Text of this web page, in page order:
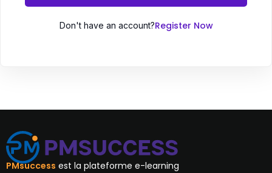
Don't have an account?Register Now
PMsuccess est la plateforme e-learning